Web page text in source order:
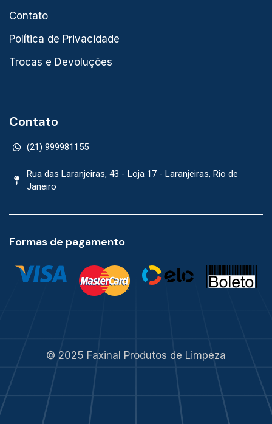
Contato
Política de Privacidade
Trocas e Devoluções
Contato
(21) 999981155
Rua das Laranjeiras, 43 - Loja 17 - Laranjeiras, Rio de
Janeiro
Formas de pagamento
© 2025 Faxinal Produtos de Limpeza